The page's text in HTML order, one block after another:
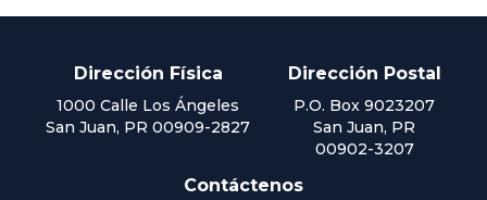
Dirección Física
1000 Calle Los Ángeles
San Juan, PR 00909-2827
Dirección Postal
P.O. Box 9023207
San Juan, PR
00902-3207
Contáctenos